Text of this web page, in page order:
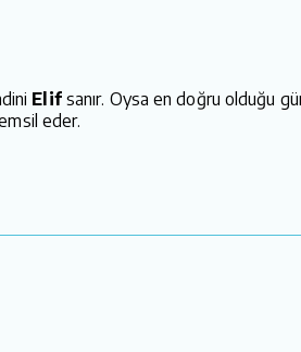
Elifsanır. Oysa en doğru olduğu
eder.